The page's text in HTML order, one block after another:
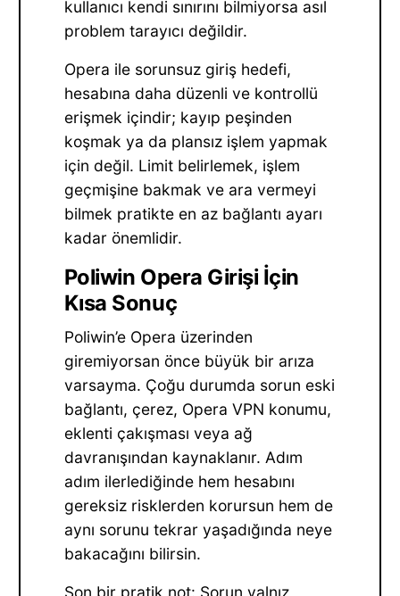
kullanıcı kendi sınırını bilmiyorsa asıl
problem tarayıcı değildir.
Opera ile sorunsuz giriş hedefi,
hesabına daha düzenli ve kontrollü
erişmek içindir; kayıp peşinden
koşmak ya da plansız işlem yapmak
için değil. Limit belirlemek, işlem
geçmişine bakmak ve ara vermeyi
bilmek pratikte en az bağlantı ayarı
kadar önemlidir.
Poliwin Opera Girişi İçin
Kısa Sonuç
Poliwin’e Opera üzerinden
giremiyorsan önce büyük bir arıza
varsayma. Çoğu durumda sorun eski
bağlantı, çerez, Opera VPN konumu,
eklenti çakışması veya ağ
davranışından kaynaklanır. Adım
adım ilerlediğinde hem hesabını
gereksiz risklerden korursun hem de
aynı sorunu tekrar yaşadığında neye
bakacağını bilirsin.